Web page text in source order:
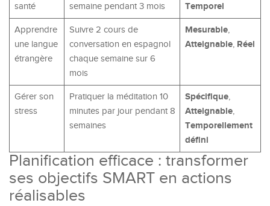
santé
semaine pendant 3 mois
Temporel
Apprendre
une langue
étrangère
Suivre 2 cours de
conversation en espagnol
chaque semaine sur 6
mois
Mesurable,
Atteignable, Réel
Gérer son
stress
Pratiquer la méditation 10
minutes par jour pendant 8
semaines
Spécifique,
Atteignable,
Temporellement
défini
Planification efficace : transformer
ses objectifs SMART en actions
réalisables